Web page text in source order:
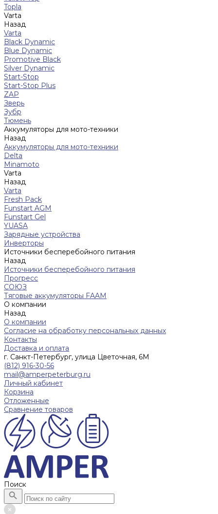
Topla
Varta
Назад
Varta
Black Dynamic
Blue Dynamic
Promotive Black
Silver Dynamic
Start-Stop
Start-Stop Plus
ZAP
Зверь
Зубр
Тюмень
Аккумуляторы для мото-техники
Назад
Аккумуляторы для мото-техники
Delta
Minamoto
Varta
Назад
Varta
Fresh Pack
Funstart AGM
Funstart Gel
YUASA
Зарядные устройства
Инверторы
Источники бесперебойного питания
Назад
Источники бесперебойного питания
Прогресс
СОЮЗ
Тяговые аккумуляторы FAAM
О компании
Назад
О компании
Согласие на обработку персональных данных
Контакты
Доставка и оплата
г. Санкт-Петербург, улица Цветочная, 6М
(812) 916-30-56
mail@amperpeterburg.ru
Личный кабинет
Корзина
Отложенные
Сравнение товаров
Поиск